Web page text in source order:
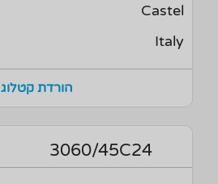
Castel
Italy
הורדת קטלוג
3060/45C24